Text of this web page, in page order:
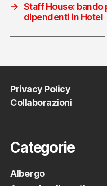
→ Staff House:
dipendenti in Hotel
Privacy Policy
Collaborazioni
Categorie
Albergo